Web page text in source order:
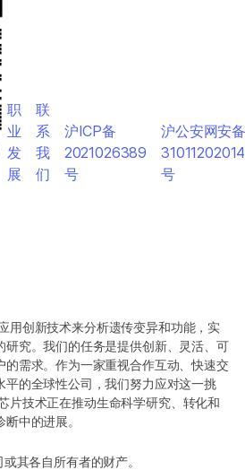
用创新技术来分析遗传变异和功能，实
研究。我们的任务是提供创新、灵活、可
的需求。作为一家重视合作互动、快速交
平的全球性公司，我们努力应对这一挑
片技术正在推动生命科学研究、转化和
中的进展。
其各自所有者的财产。
职
业
发
展
联
系
我
们
沪ICP备
2021026389
号
沪公安网安
号